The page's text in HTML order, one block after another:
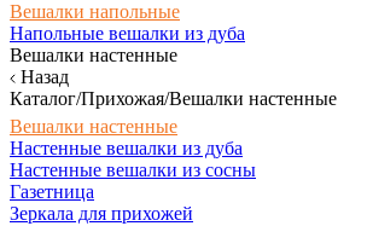
Вешалки напольные
Напольные вешалки из дуба
Вешалки настенные
Назад
Каталог/Прихожая/Вешалки настенные
Вешалки настенные
Настенные вешалки из дуба
Настенные вешалки из сосны
Газетница
Зеркала для прихожей